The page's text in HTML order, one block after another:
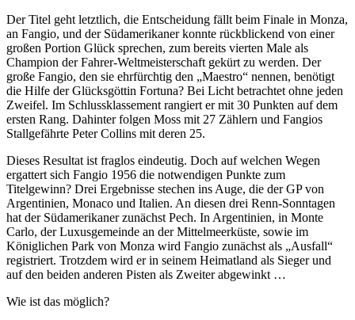
Der Titel geht letztlich, die Entscheidung fällt beim Finale in Monza,
an Fangio, und der Südamerikaner konnte rückblickend von einer
großen Portion Glück sprechen, zum bereits vierten Male als
Champion der Fahrer-Weltmeisterschaft gekürt zu werden. Der
große Fangio, den sie ehrfürchtig den „Maestro“ nennen, benötigt
die Hilfe der Glücksgöttin Fortuna? Bei Licht betrachtet ohne jeden
Zweifel. Im Schlussklassement rangiert er mit 30 Punkten auf dem
ersten Rang. Dahinter folgen Moss mit 27 Zählern und Fangios
Stallgefährte Peter Collins mit deren 25.
Dieses Resultat ist fraglos eindeutig. Doch auf welchen Wegen
ergattert sich Fangio 1956 die notwendigen Punkte zum
Titelgewinn? Drei Ergebnisse stechen ins Auge, die der GP von
Argentinien, Monaco und Italien. An diesen drei Renn-Sonntagen
hat der Südamerikaner zunächst Pech. In Argentinien, in Monte
Carlo, der Luxusgemeinde an der Mittelmeerküste, sowie im
Königlichen Park von Monza wird Fangio zunächst als „Ausfall“
registriert. Trotzdem wird er in seinem Heimatland als Sieger und
auf den beiden anderen Pisten als Zweiter abgewinkt …
Wie ist das möglich?